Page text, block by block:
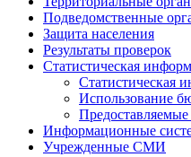
Подведомственные
Защита населения
Результаты проверок
Статистическая
Статистическая
Использование
Информационные
Учрежденные СМИ